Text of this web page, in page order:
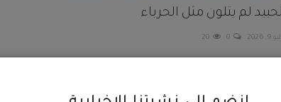
لم يتلون مثل الحرباء
9, 2026
0
20